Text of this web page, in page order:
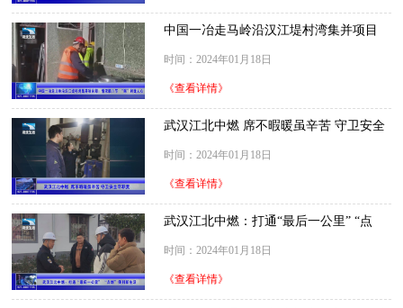
中国一冶走马岭沿汉江堤村湾集并项目
时间：2024年01月18日
《查看详情》
武汉江北中燃 席不暇暖虽辛苦 守卫安全
时间：2024年01月18日
《查看详情》
武汉江北中燃：打通“最后一公里” “点
时间：2024年01月18日
《查看详情》